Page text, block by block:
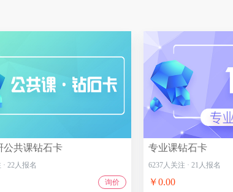
公共课钻石卡
· 22人报名
询价
专业课钻石卡
6237人关注 · 21 人报名
￥0.00